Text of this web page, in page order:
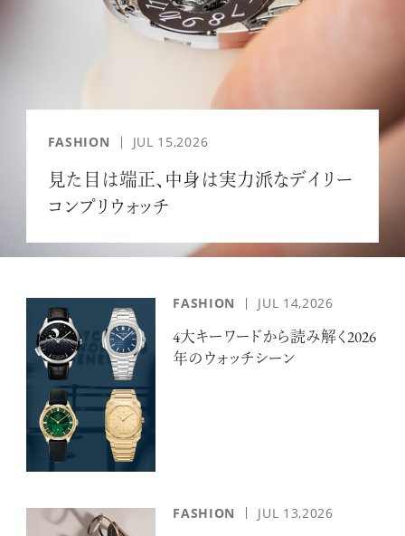
FASHION JUL 15,2026
見た目は端正、中身は実力派なデイリー
コンプリウォッチ
FASHION JUL 14,2026
4大キーワードから読み解く2026
年のウォッチシーン
FASHION JUL 13,2026